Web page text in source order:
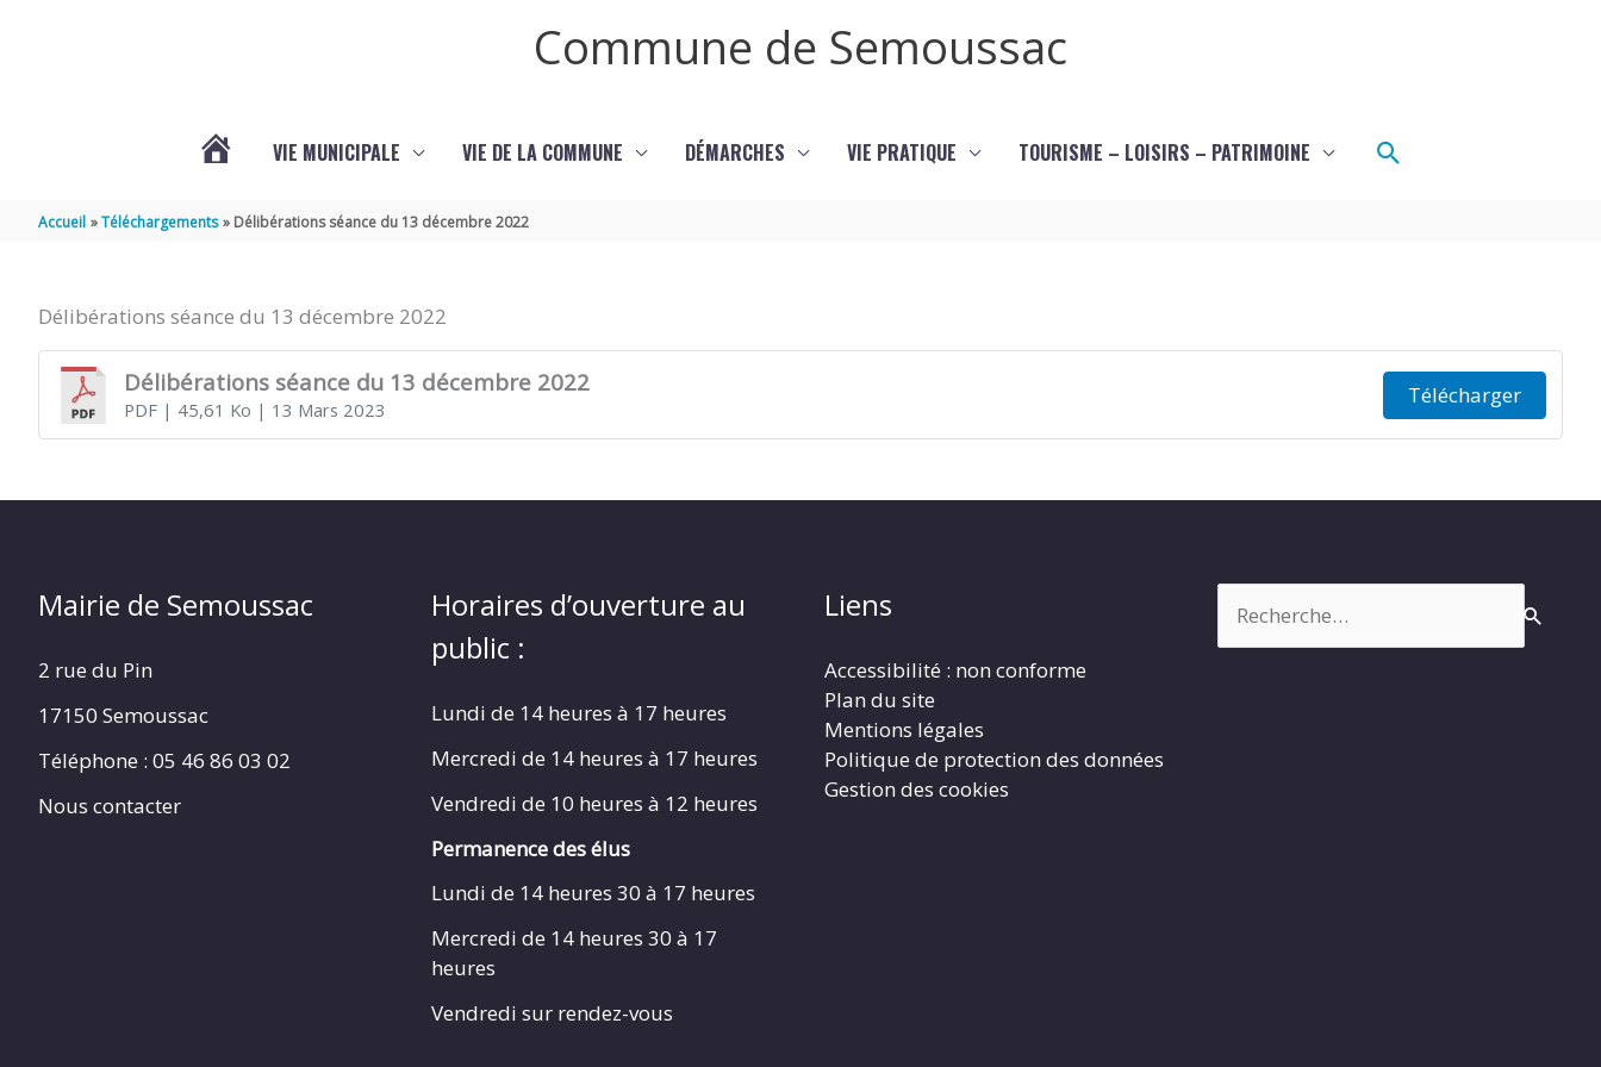
Commune de Semoussac
SEMOUSSAC
VIE MUNICIPALE VIE DE LA COMMUNE DÉMARCHES VIE PRATIQUE TOURISME – LOISIRS – PATRIMOINE Rechercher
Accueil Téléchargements Délibérations séance du 13 décembre 2022
Délibérations séance du 13 décembre 2022
Délibérations séance du 13 décembre 2022
PDF| 45,61 Ko | 13 Mars 2023
Télécharger
Mairie de Semoussac
2 rue du Pin
17150 Semoussac
Téléphone : 05 46 86 03 02
Nous contacter
Horaires d’ouverture au
public :
Lundi de 14 heures à 17 heures
Mercredi de 14 heures à 17 heures
Vendredi de 10 heures à 12 heures
Permanence des élus
Lundi de 14 heures 30 à 17 heures
Mercredi de 14 heures 30 à 17
heures
Vendredi sur rendez-vous
Liens
Accessibilité : non conforme
Plan du site
Mentions légales
Politique de protection des données
Gestion des cookies